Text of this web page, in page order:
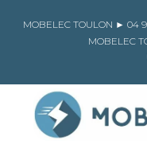
MOBELEC TOULON ► 04
MOBELEC